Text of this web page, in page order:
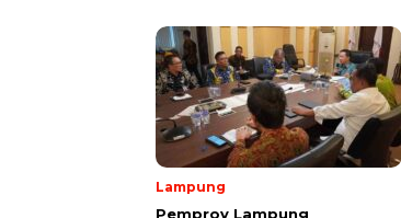
Lampung
Pemprov Lampung